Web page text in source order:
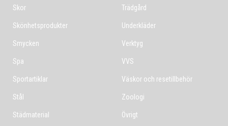
Skor
Skönhetsprodukter
Smycken
Spa
Sportartiklar
Stål
Städmaterial
Trädgård
Underkläder
Verktyg
VVS
Väskor och resetillbehör
Zoologi
Övrigt